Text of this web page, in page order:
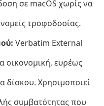
σε macOS χωρίς να
τροφοδοσίας.
Verbatim External
οικονομική, ευρέως
δίσκου. Χρησιμοποιεί
συμβατότητας που